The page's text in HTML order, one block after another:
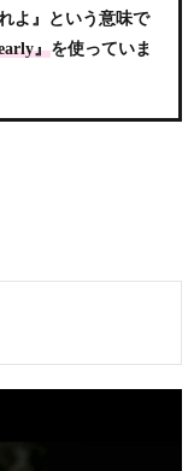
よ』という意味で
』を使っていま